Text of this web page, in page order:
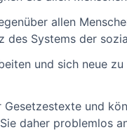
allen
Systems der
und sich neue
und
daher problemlos